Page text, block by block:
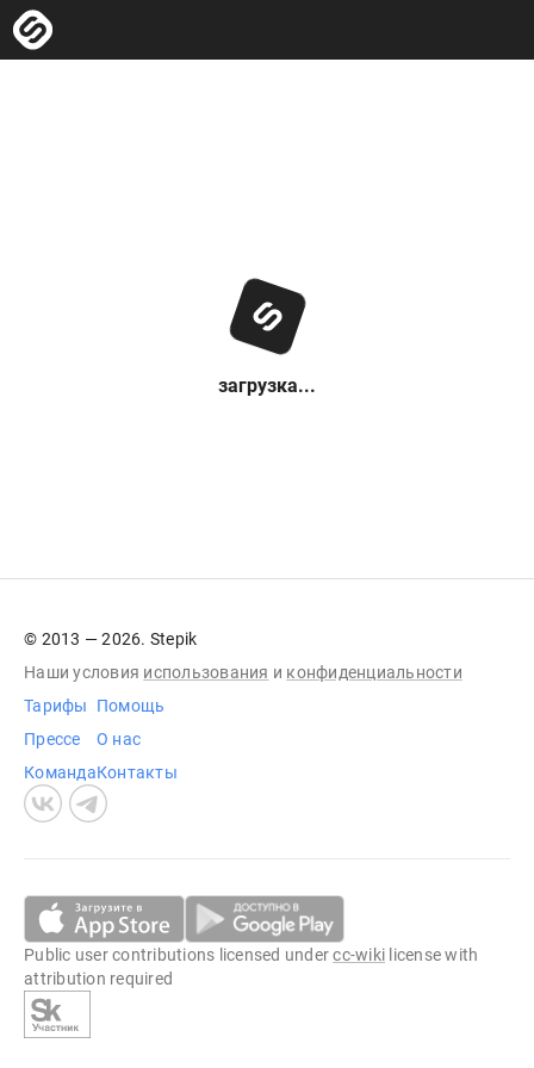
загрузка...
© 2013 — 2026. Stepik
Наши условия использования и конфиденциальности
Тарифы
Прессе
Команда
Помощь
О нас
Контакты
Public user contributions licensed undercc-wiki license with
attribution required